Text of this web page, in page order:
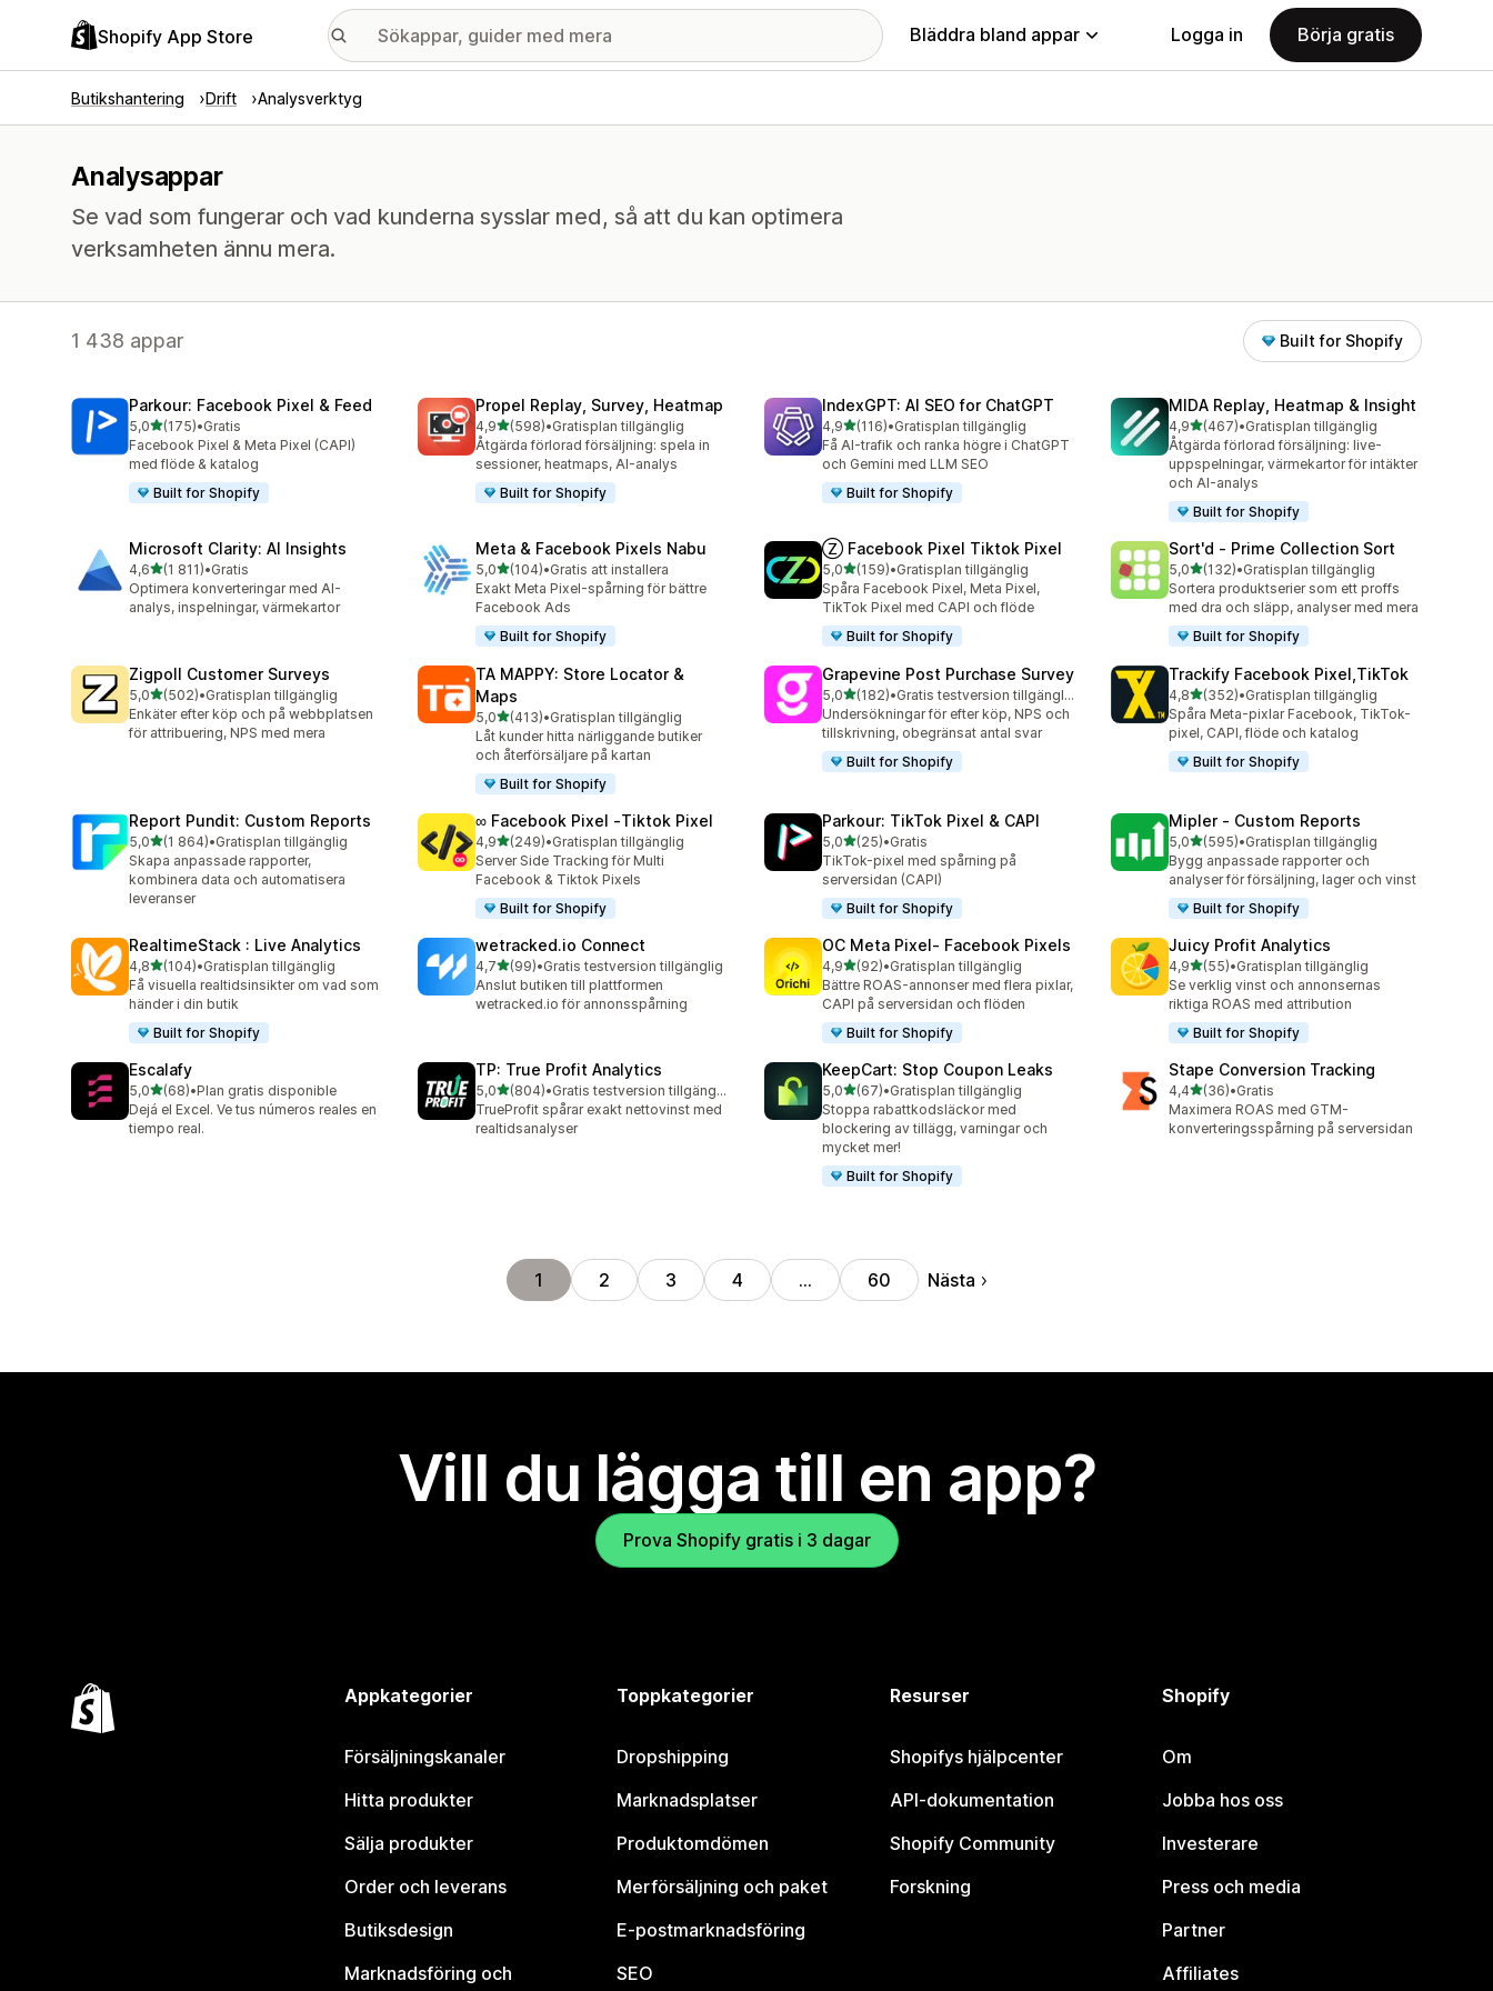
Shopify App Store Bläddra bland appar Logga in Börja gratis
Butikshantering Drift Analysverktyg
Analysappar
Se vad som fungerar och vad kunderna sysslar med, så att du kan optimera
verksamheten ännu mera.
1 438 appar Built for Shopify
Parkour: Facebook Pixel & Feed
5,0av 5 stjärnor
(175)
175 recensioner totalt
•Gratis
Facebook Pixel & Meta Pixel (CAPI)
med flöde & katalog
Built for Shopify
Propel Replay, Survey, Heatmap
4,9av 5 stjärnor
(598)
598 recensioner totalt
•Gratisplan tillgänglig
Åtgärda förlorad försäljning: spela in
sessioner, heatmaps, AI-analys
Built for Shopify
IndexGPT: AI SEO for ChatGPT
4,9av 5 stjärnor
(116)
116 recensioner totalt
•Gratisplan tillgänglig
Få AI-trafik och ranka högre i ChatGPT
och Gemini med LLM SEO
Built for Shopify
MIDA Replay, Heatmap & Insight
4,9av 5 stjärnor
(467)
467 recensioner totalt
•Gratisplan tillgänglig
Åtgärda förlorad försäljning: live-
uppspelningar, värmekartor för intäkter
och AI-analys
Built for Shopify
Microsoft Clarity: AI Insights
4,6av 5 stjärnor
(1 811)
1811 recensioner totalt
•Gratis
Optimera konverteringar med AI-
analys, inspelningar, värmekartor
Meta & Facebook Pixels Nabu
5,0av 5 stjärnor
(104)
104 recensioner totalt
•Gratis att installera
Exakt Meta Pixel-spårning för bättre
Facebook Ads
Built for Shopify
Ⓩ Facebook Pixel Tiktok Pixel
5,0av 5 stjärnor
(159)
159 recensioner totalt
•Gratisplan tillgänglig
Spåra Facebook Pixel, Meta Pixel,
TikTok Pixel med CAPI och flöde
Built for Shopify
Sort'd ‑ Prime Collection Sort
5,0av 5 stjärnor
(132)
132 recensioner totalt
•Gratisplan tillgänglig
Sortera produktserier som ett proffs
med dra och släpp, analyser med mera
Built for Shopify
Zigpoll Customer Surveys
5,0av 5 stjärnor
(502)
502 recensioner totalt
•Gratisplan tillgänglig
Enkäter efter köp och på webbplatsen
för attribuering, NPS med mera
TA MAPPY: Store Locator &
Maps
5,0av 5 stjärnor
(413)
413 recensioner totalt
•Gratisplan tillgänglig
Låt kunder hitta närliggande butiker
och återförsäljare på kartan
Built for Shopify
Grapevine Post Purchase Survey
5,0av 5 stjärnor
(182)
182 recensioner totalt
•
Gratis testversion tillgänglig
Undersökningar för efter köp, NPS och
tillskrivning, obegränsat antal svar
Built for Shopify
Trackify Facebook Pixel,TikTok
4,8av 5 stjärnor
(352)
352 recensioner totalt
•Gratisplan tillgänglig
Spåra Meta-pixlar Facebook, TikTok-
pixel, CAPI, flöde och katalog
Built for Shopify
Report Pundit: Custom Reports
5,0av 5 stjärnor
(1 864)
1864 recensioner totalt
•Gratisplan tillgänglig
Skapa anpassade rapporter,
kombinera data och automatisera
leveranser
∞ Facebook Pixel ‑Tiktok Pixel
4,9av 5 stjärnor
(249)
249 recensioner totalt
•Gratisplan tillgänglig
Server Side Tracking för Multi
Facebook & Tiktok Pixels
Built for Shopify
Parkour: TikTok Pixel & CAPI
5,0av 5 stjärnor
(25)
25 recensioner totalt
•Gratis
TikTok-pixel med spårning på
serversidan (CAPI)
Built for Shopify
Mipler ‑ Custom Reports
5,0av 5 stjärnor
(595)
595 recensioner totalt
•Gratisplan tillgänglig
Bygg anpassade rapporter och
analyser för försäljning, lager och vinst
Built for Shopify
RealtimeStack : Live Analytics
4,8av 5 stjärnor
(104)
104 recensioner totalt
•Gratisplan tillgänglig
Få visuella realtidsinsikter om vad som
händer i din butik
Built for Shopify
wetracked.io Connect
4,7av 5 stjärnor
(99)
99 recensioner totalt
•Gratis testversion tillgänglig
Anslut butiken till plattformen
wetracked.io för annonsspårning
OC Meta Pixel‑ Facebook Pixels
4,9av 5 stjärnor
(92)
92 recensioner totalt
•Gratisplan tillgänglig
Bättre ROAS-annonser med flera pixlar,
CAPI på serversidan och flöden
Built for Shopify
Juicy Profit Analytics
4,9av 5 stjärnor
(55)
55 recensioner totalt
•Gratisplan tillgänglig
Se verklig vinst och annonsernas
riktiga ROAS med attribution
Built for Shopify
Escalafy
5,0av 5 stjärnor
(68)
68 recensioner totalt
•Plan gratis disponible
Dejá el Excel. Ve tus números reales en
tiempo real.
TP: True Profit Analytics
5,0av 5 stjärnor
(804)
804 recensioner totalt
•
Gratis testversion tillgänglig
TrueProfit spårar exakt nettovinst med
realtidsanalyser
KeepCart: Stop Coupon Leaks
5,0av 5 stjärnor
(67)
67 recensioner totalt
•Gratisplan tillgänglig
Stoppa rabattkodsläckor med
blockering av tillägg, varningar och
mycket mer!
Built for Shopify
Stape Conversion Tracking
4,4av 5 stjärnor
(36)
36 recensioner totalt
•Gratis
Maximera ROAS med GTM-
konverteringsspårning på serversidan
1 2 3 4 … 60 Nästa
Vill du lägga till en app?
Prova Shopify gratis i 3 dagar
Appkategorier
Försäljningskanaler
Hitta produkter
Sälja produkter
Order och leverans
Butiksdesign
Marknadsföring och
Toppkategorier
Dropshipping
Marknadsplatser
Produktomdömen
Merförsäljning och paket
E-postmarknadsföring
SEO
Resurser
Shopifys hjälpcenter
API-dokumentation
Shopify Community
Forskning
Shopify
Om
Jobba hos oss
Investerare
Press och media
Partner
Affiliates